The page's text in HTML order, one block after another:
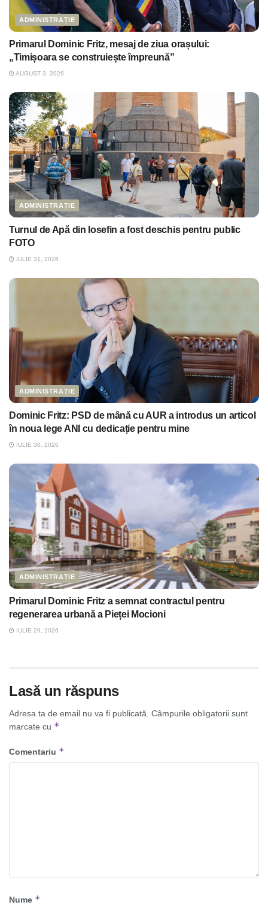
ADMINISTRAȚIE
Primarul Dominic Fritz, mesaj de ziua orașului:
„Timișoara se construiește împreună”
AUGUST 3, 2026
ADMINISTRAȚIE
Turnul de Apă din Iosefin a fost deschis pentru public
FOTO
IULIE 31, 2026
ADMINISTRAȚIE
Dominic Fritz: PSD de mână cu AUR a introdus un articol
în noua lege ANI cu dedicație pentru mine
IULIE 30, 2026
ADMINISTRAȚIE
Primarul Dominic Fritz a semnat contractul pentru
regenerarea urbană a Pieței Mocioni
IULIE 29, 2026
Lasă un răspuns
Adresa ta de email nu va fi publicată. Câmpurile obligatorii sunt
marcate cu *
Comentariu *
Nume *